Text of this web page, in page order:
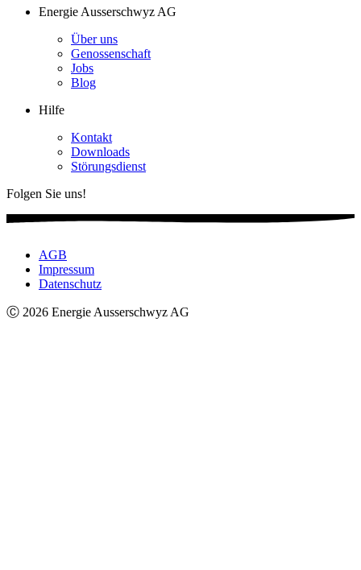
Energie Ausserschwyz AG
Über uns
Genossenschaft
Jobs
Blog
Hilfe
Kontakt
Downloads
Störungsdienst
Folgen Sie uns!
AGB
Impressum
Datenschutz
Ⓒ 2026 Energie Ausserschwyz AG